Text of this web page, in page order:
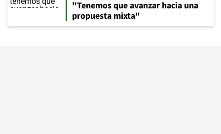
"Tenemos que avanzar hacia una
propuesta mixta"